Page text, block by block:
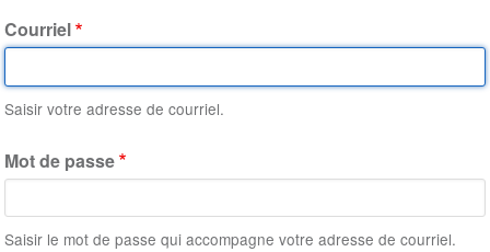
Courriel
Saisir votre adresse de courriel.
Mot de passe
Saisir le mot de passe qui accompagne votre adresse de courriel.